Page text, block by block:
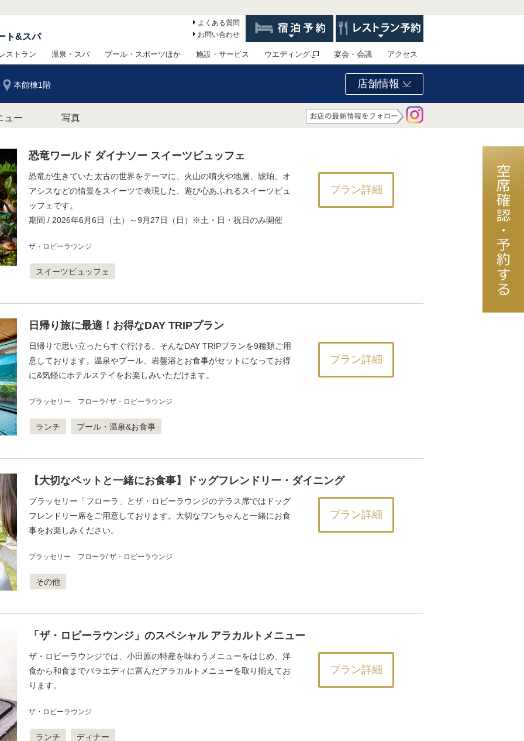
ト&スパ
よくある質問
お問い合わせ
ストラン 温泉・スパ プール・スポーツほか 施設・サービス ウエディング 宴会・会議 アクセス
本館棟1階 店舗情報
ュー 写真
恐竜ワールド ダイナソー スイーツビュッフェ
恐竜が生きていた太古の世界をテーマに、火山の噴火や地層、琥珀、オ
アシスなどの情景をスイーツで表現した、遊び心あふれるスイーツビュ
ッフェです。
期間 / 2026年6月6日（土）～9月27日（日）※土・日・祝日のみ開催
ザ・ロビーラウンジ
スイーツビュッフェ
プラン詳細
日帰り旅に最適！お得なDAY TRIPプラン
日帰りで思い立ったらすぐ行ける、そんなDAY TRIPプランを9種類ご用
意しております。温泉やプール、岩盤浴とお食事がセットになってお得
に&気軽にホテルステイをお楽しみいただけます。
ブラッセリー フローラ ザ・ロビーラウンジ
ランチ プール・温泉&お食事
プラン詳細
【大切なペットと一緒にお食事】ドッグフレンドリー・ダイニング
ブラッセリー「フローラ」とザ・ロビーラウンジのテラス席ではドッグ
フレンドリー席をご用意しております。大切なワンちゃんと一緒にお食
事をお楽しみください。
ブラッセリー フローラ ザ・ロビーラウンジ
その他
プラン詳細
「ザ・ロビーラウンジ」のスペシャル アラカルトメニュー
ザ・ロビーラウンジでは、小田原の特産を味わうメニューをはじめ、洋
食から和食までバラエディに富んだアラカルトメニューを取り揃えてお
ります。
ザ・ロビーラウンジ
ランチ ディナー
プラン詳細